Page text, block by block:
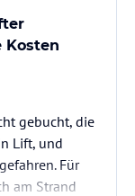
Kosten
gebucht, die
Lift, und
Für
am Strand